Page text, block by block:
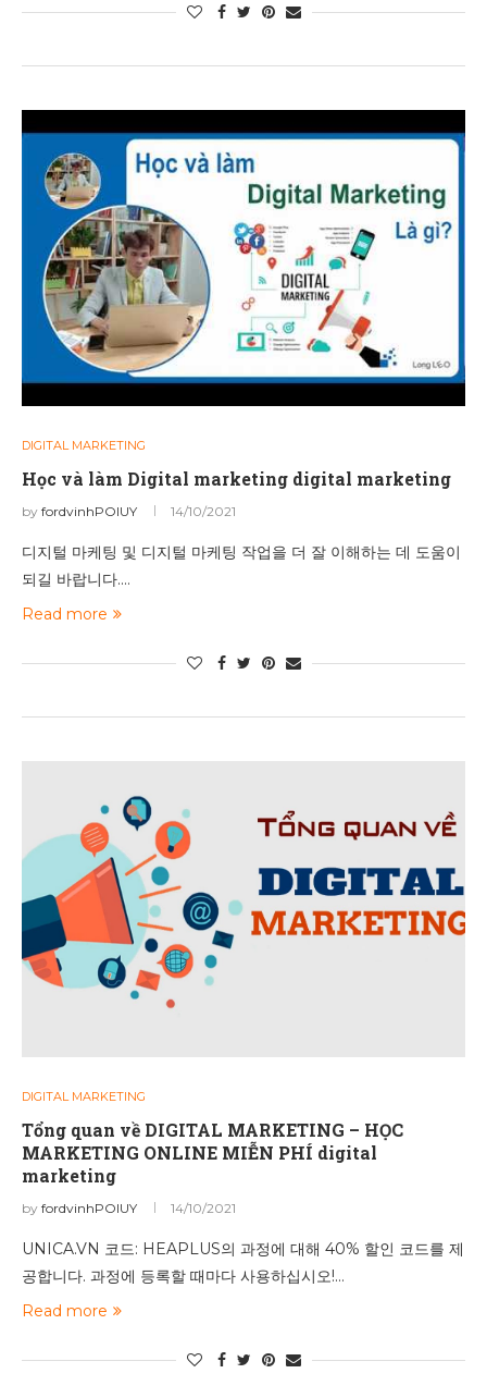
DIGITAL MARKETING
Học và làm Digital marketing digital marketing
by fordvinhPOIUY 14/10/2021
디지털 마케팅 및 디지털 마케팅 작업을 더 잘 이해하는 데 도움이
되길 바랍니다.…
Read more
DIGITAL MARKETING
Tổng quan về DIGITAL MARKETING – HỌC
MARKETING ONLINE MIỄN PHÍ digital
marketing
by fordvinhPOIUY 14/10/2021
UNICA.VN 코드: HEAPLUS의 과정에 대해 40% 할인 코드를 제
공합니다. 과정에 등록할 때마다 사용하십시오!…
Read more